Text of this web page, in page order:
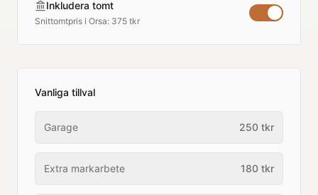
Inkludera tomt
Snittomtpris i Orsa: 375 tkr
Vanliga tillval
Garage 250 tkr
Extra markarbete 180 tkr